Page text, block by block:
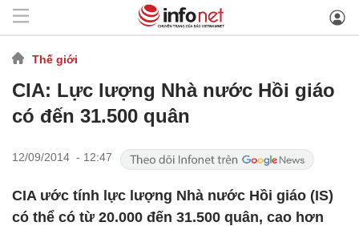
Thế giới
CIA: Lực lượng Nhà nước Hồi giáo
có đến 31.500 quân
12/09/2014 - 12:47
CIA ước tính lực lượng Nhà nước Hồi giáo (IS)
có thể có từ 20.000 đến 31.500 quân, cao hơn